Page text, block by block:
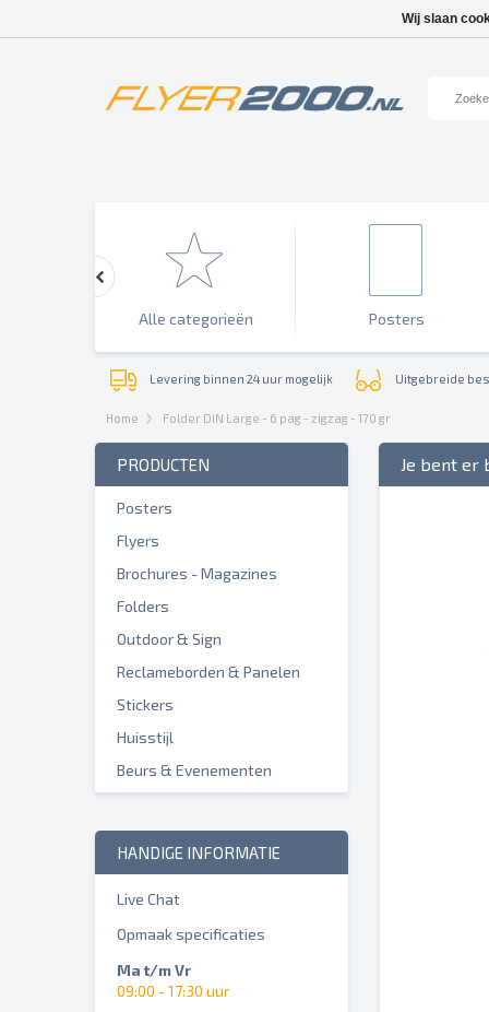
Alle categorieën Posters
Levering binnen 24 uur mogelijk Uitgebreide
Home Folder DIN Large - 6 pag - zigzag - 170 gr
PRODUCTEN
Posters
Flyers
Brochures - Magazines
Folders
Outdoor & Sign
Reclameborden & Panelen
Stickers
Huisstijl
Beurs & Evenementen
HANDIGE INFORMATIE
Live Chat
Opmaak specificaties
Ma t/m Vr
09:00 - 17:30 uur
Je bent er
Wij slaan